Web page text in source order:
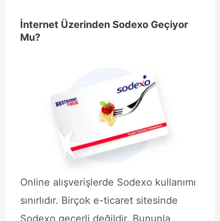
İnternet Üzerinden Sodexo Geçiyor
Mu?
Online alışverişlerde Sodexo kullanımı
sınırlıdır. Birçok e-ticaret sitesinde